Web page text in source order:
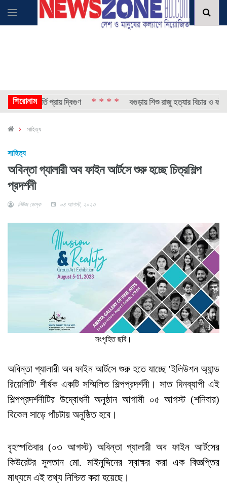
শিরোনাম
ভর্তি প্রায় দ্বিগুণ * * * * বগুড়ায় শিশু রাজু হত্যার বিচার ও ফাঁসির
সাহিত্য
সাহিত্য
অবিন্তা গ্যালারী অব ফাইন আর্টসে শুরু হচ্ছে চিত্রশিল্প
প্রদর্শনী
নিউজ ডেস্ক ০৪ আগস্ট, ২০২৩
সংগৃহিত ছবি।
অবিন্তা গ্যালারী অব ফাইন আর্টসে শুরু হতে যাচ্ছে 'ইলিউশন অ্যান্ড
রিয়েলিটি' শীর্ষক একটি সম্মিলিত শিল্পপ্রদর্শনী। সাত দিনব্যাপী এই
শিল্পপ্রদর্শনীটির উদ্বোধনী অনুষ্ঠান আগামী ০৫ আগস্ট (শনিবার)
বিকেল সাড়ে পাঁচটায় অনুষ্ঠিত হবে।
বৃহস্পতিবার (০৩ আগস্ট) অবিন্তা গ্যালারী অব ফাইন আর্টসের
কিউরেটর সুলতান মো. মাইনুদ্দিনের স্বাক্ষর করা এক বিজ্ঞপ্তির
মাধ্যমে এই তথ্য নিশ্চিত করা হয়েছে।